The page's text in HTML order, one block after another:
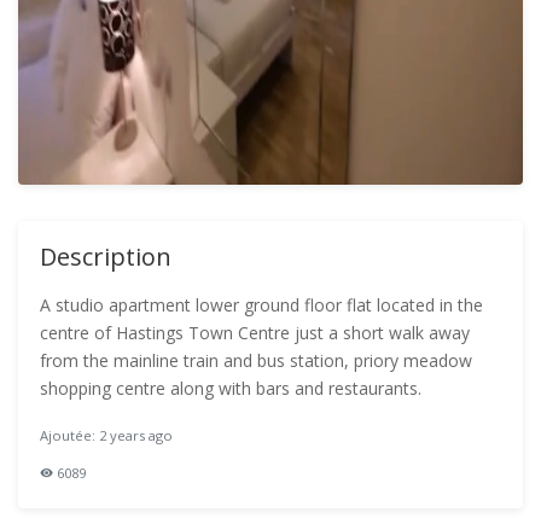
Description
A studio apartment lower ground floor flat located in the
centre of Hastings Town Centre just a short walk away
from the mainline train and bus station, priory meadow
shopping centre along with bars and restaurants.
Ajoutée: 2 years ago
6089